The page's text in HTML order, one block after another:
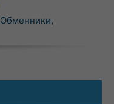
Обменники,